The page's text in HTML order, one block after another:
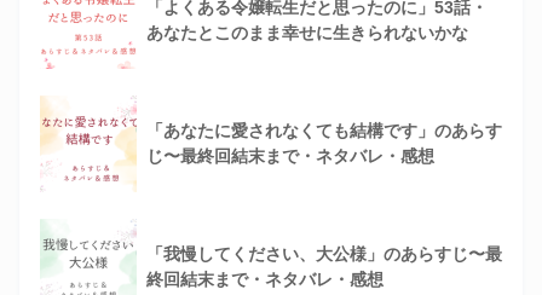
「よくある令嬢転生だと思ったのに」53話・
あなたとこのまま幸せに生きられないかな
「あなたに愛されなくても結構です」のあらす
じ〜最終回結末まで・ネタバレ・感想
「我慢してください、大公様」のあらすじ〜最
終回結末まで・ネタバレ・感想